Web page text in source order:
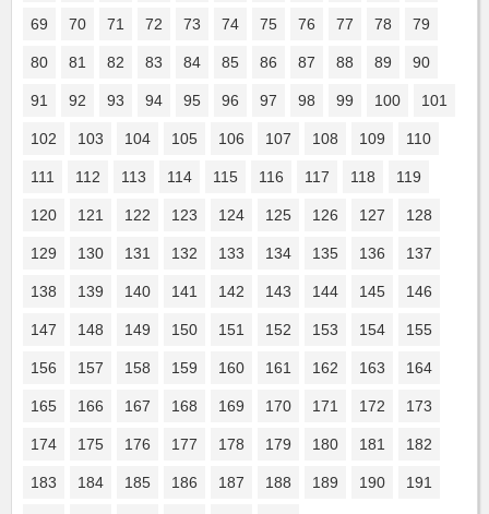
69 70 71 72 73 74 75 76 77 78 79
80 81 82 83 84 85 86 87 88 89 90
91 92 93 94 95 96 97 98 99 100 101
102 103 104 105 106 107 108 109 110
111 112 113 114 115 116 117 118 119
120 121 122 123 124 125 126 127 128
129 130 131 132 133 134 135 136 137
138 139 140 141 142 143 144 145 146
147 148 149 150 151 152 153 154 155
156 157 158 159 160 161 162 163 164
165 166 167 168 169 170 171 172 173
174 175 176 177 178 179 180 181 182
183 184 185 186 187 188 189 190 191